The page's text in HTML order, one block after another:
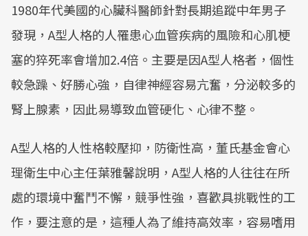
1980年代美國的心臟科醫師針對長期追蹤中年男子
發現，A型人格的人罹患心血管疾病的風險和心肌梗
塞的猝死率會增加2.4倍。主要是因A型人格者，個性
較急躁、好勝心強，自律神經容易亢奮，分泌較多的
腎上腺素，因此易導致血管硬化、心律不整。
A型人格的人性格較壓抑，防衛性高，董氏基金會心
理衛生中心主任葉雅馨說明，A型人格的人往往在所
處的環境中奮鬥不懈，競爭性強，喜歡具挑戰性的工
作，要注意的是，這種人為了維持高效率，容易嗜用